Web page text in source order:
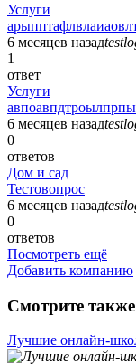
Услуги
6 месяцев назад
1
ответ
Услуги
6 месяцев назад
0
ответов
Дом и сад
Тестовопрос
6 месяцев назад
0
ответов
Посмотреть ещё
Добавить компанию
Смотрите также
Лучшие онлайн-